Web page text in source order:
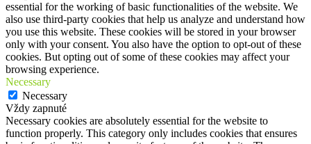
essential for the working of basic functionalities of the website. We
also use third-party cookies that help us analyze and understand how
you use this website. These cookies will be stored in your browser
only with your consent. You also have the option to opt-out of these
cookies. But opting out of some of these cookies may affect your
browsing experience.
Necessary
Necessary
Vždy zapnuté
Necessary cookies are absolutely essential for the website to
function properly. This category only includes cookies that ensures